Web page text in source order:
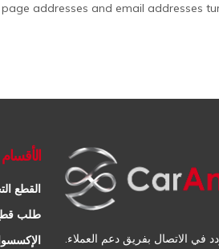
addresses and email addresses
في الاتصال بفريق دعم العملاء.
القطع
طلب